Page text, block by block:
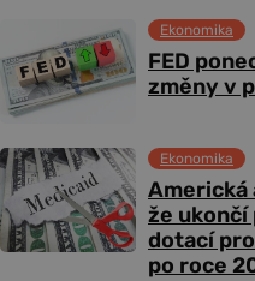
FED
změny v
Ekonomika
Americká
že ukončí
dotací
po roce
Ekonomika